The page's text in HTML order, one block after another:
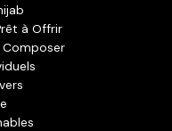
à Offrir
Composer